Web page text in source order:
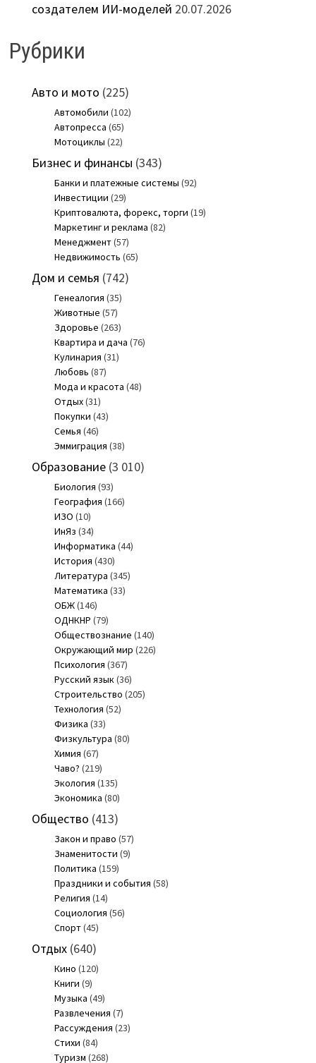
создателем ИИ-моделей 20.07.2026
Рубрики
Авто и мото (225)
Автомобили (102)
Автопресса (65)
Мотоциклы (22)
Бизнес и финансы (343)
Банки и платежные системы (92)
Инвестиции (29)
Криптовалюта, форекс, торги (19)
Маркетинг и реклама (82)
Менеджмент(57)
Недвижимость (65)
Дом и семья (742)
Генеалогия (35)
Животные (57)
Здоровье (263)
Квартира и дача (76)
Кулинария (31)
Любовь (87)
Мода и красота (48)
Отдых(31)
Покупки (43)
Семья (46)
Эммиграция (38)
Образование(3 010)
Биология (93)
География (166)
ИЗО (10)
ИнЯз (34)
Информатика (44)
История (430)
Литература (345)
Математика (33)
ОБЖ(146)
ОДНКНР (79)
Обществознание (140)
Окружающий мир (226)
Психология (367)
Русский язык(36)
Строительство (205)
Технология (52)
Физика (33)
Физкультура (80)
Химия (67)
Чаво? (219)
Экология (135)
Экономика (80)
Общество (413)
Закон и право (57)
Знаменитости (9)
Политика (159)
Праздники и события (58)
Религия (14)
Социология (56)
Спорт(45)
Отдых(640)
Кино (120)
Книги (9)
Музыка (49)
Развлечения (7)
Рассуждения (23)
Стихи (84)
Туризм (268)